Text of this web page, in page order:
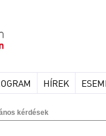
HÍREK
kérdések